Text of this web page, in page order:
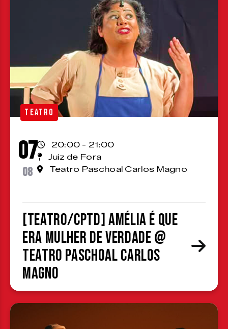
TEATRO
07
08
20:00 - 21:00
Juiz de Fora
Teatro Paschoal Carlos Magno
[TEATRO/CPTD] Amélia é que
era mulher de verdade @
Teatro Paschoal Carlos
Magno